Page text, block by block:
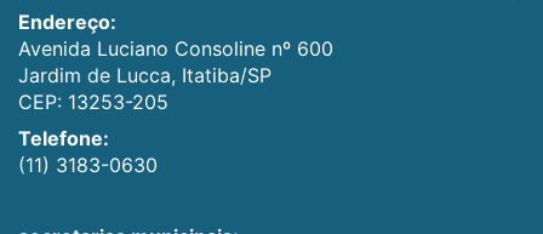
Endereço:
Avenida Luciano Consoline nº 600
Jardim de Lucca, Itatiba/SP
CEP: 13253-205
Telefone:
(11) 3183-0630